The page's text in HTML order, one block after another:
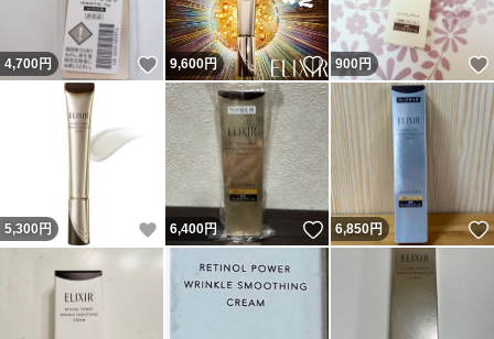
4,700円 いいね！
9,600円 いいね！
900 円
5,300 円 いいね！
6,400円 いいね！
6,850円